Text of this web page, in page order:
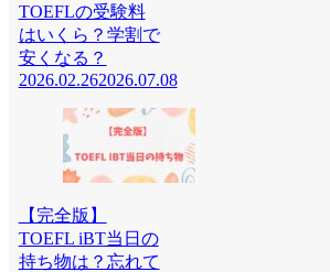
TOEFLの受験料
はいくら？学割で
安くなる？
2026.02.262026.07.08
【完全版】
TOEFL iBT当日の
持ち物は？忘れて